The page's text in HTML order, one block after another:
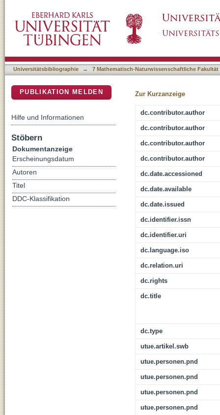
the Epipalaeolithic and aceramic Neolithic
Universitätsbibliographie → 7 Mathematisch-Naturwissenschaftliche Fakultät
Zur Kurzanzeige
dc.contributor.author
dc.contributor.author
dc.contributor.author
dc.contributor.author
dc.date.accessioned
dc.date.available
dc.date.issued
dc.identifier.issn
dc.identifier.uri
dc.language.iso
dc.relation.uri
dc.rights
dc.title
dc.type
utue.artikel.swb
utue.personen.pnd
utue.personen.pnd
utue.personen.pnd
utue.personen.pnd
PUBLIKATION MELDEN
Hilfe und Informationen
Stöbern
Dokumentanzeige
Erscheinungsdatum
Autoren
Titel
DDC-Klassifikation